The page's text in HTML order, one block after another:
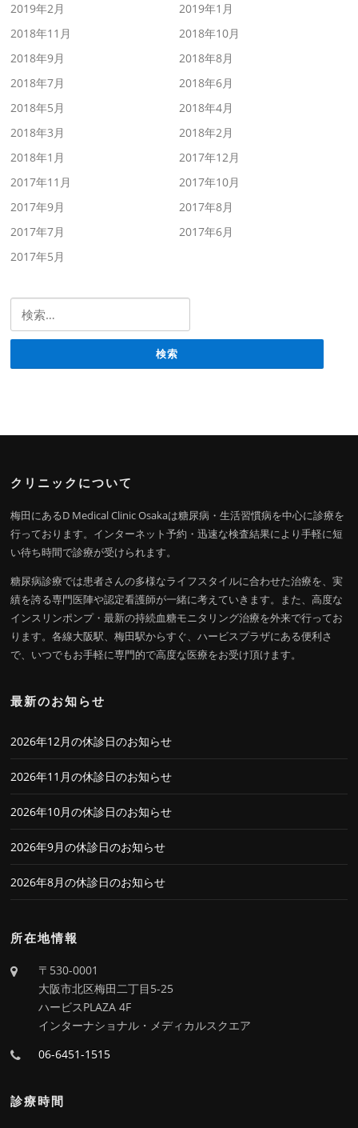
2019年2月
2019年1月
2018年11月
2018年10月
2018年9月
2018年8月
2018年7月
2018年6月
2018年5月
2018年4月
2018年3月
2018年2月
2018年1月
2017年12月
2017年11月
2017年10月
2017年9月
2017年8月
2017年7月
2017年6月
2017年5月
検索:
クリニックについて
梅田にあるD Medical Clinic Osakaは糖尿病・生活習慣病を中心に診療を
行っております。インターネット予約・迅速な検査結果により手軽に短
い待ち時間で診療が受けられます。
糖尿病診療では患者さんの多様なライフスタイルに合わせた治療を、実
績を誇る専門医陣や認定看護師が一緒に考えていきます。また、高度な
インスリンポンプ・最新の持続血糖モニタリング治療を外来で行ってお
ります。各線大阪駅、梅田駅からすぐ、ハービスプラザにある便利さ
で、いつでもお手軽に専門的で高度な医療をお受け頂けます。
最新のお知らせ
2026年12月の休診日のお知らせ
2026年11月の休診日のお知らせ
2026年10月の休診日のお知らせ
2026年9月の休診日のお知らせ
2026年8月の休診日のお知らせ
所在地情報
〒530-0001
大阪市北区梅田二丁目5-25
ハービスPLAZA 4F
インターナショナル・メディカルスクエア
06-6451-1515
診療時間